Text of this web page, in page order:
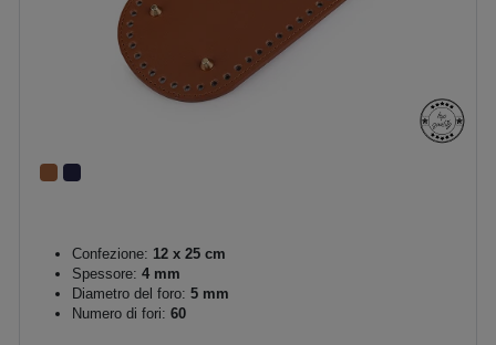
Confezione: 12 x 25 cm
Spessore: 4 mm
Diametro del foro: 5 mm
Numero di fori: 60